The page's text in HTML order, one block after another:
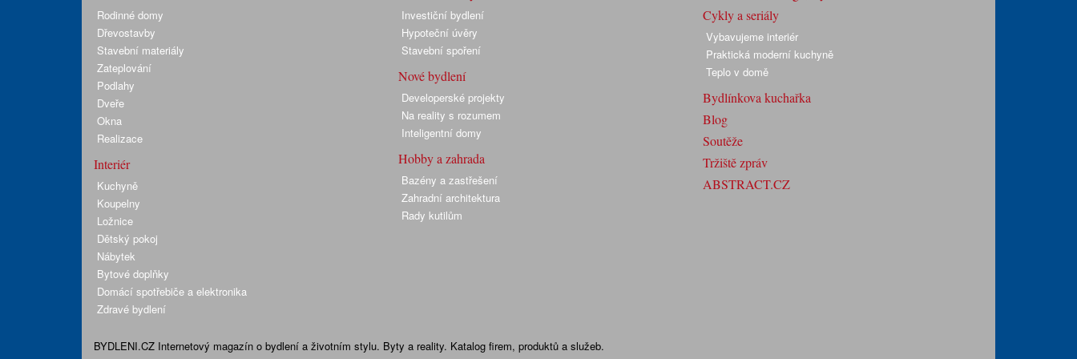
Rodinné domy
Dřevostavby
Stavební materiály
Zateplování
Podlahy
Dveře
Okna
Realizace
Interiér
Kuchyně
Koupelny
Ložnice
Dětský pokoj
Nábytek
Bytové doplňky
Domácí spotřebiče a elektronika
Zdravé bydlení
Investiční bydlení
Hypoteční úvěry
Stavební spoření
Nové bydlení
Developerské projekty
Na reality s rozumem
Inteligentní domy
Hobby a zahrada
Bazény a zastřešení
Zahradní architektura
Rady kutilům
Cykly a seriály
Vybavujeme interiér
Praktická moderní kuchyně
Teplo v domě
Bydlínkova kuchařka
Blog
Soutěže
Tržiště zpráv
ABSTRACT.CZ
BYDLENI.CZ Internetový magazín o bydlení a životním stylu. Byty a reality. Katalog firem, produktů a služeb.